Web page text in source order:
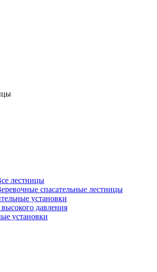
лестницы
спасательные лестницы
установки
давления
установки